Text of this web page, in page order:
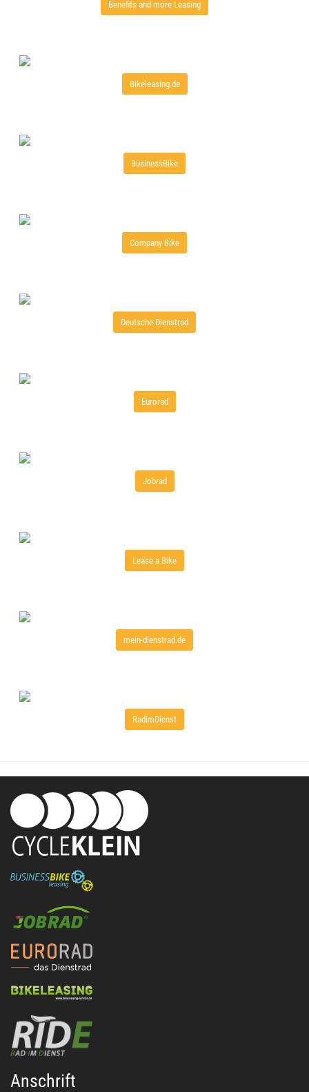
Benefits and more Leasing
Bikeleasing.de
BusinessBike
Company Bike
Deutsche Dienstrad
Eurorad
Jobrad
Lease a Bike
mein-dienstrad.de
RadimDienst
Anschrift